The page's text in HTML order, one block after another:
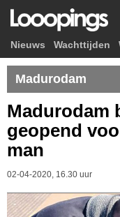
Nieuws Wachttijden
Madurodam
Madurodam
geopend
man
02-04-2020, 16.30 uur